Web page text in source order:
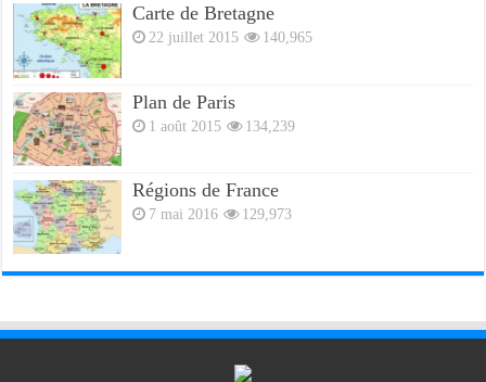
Carte de Bretagne
22 juillet 2015 140,965
Plan de Paris
1 août 2015 134,239
Régions de France
7 mai 2016 129,973